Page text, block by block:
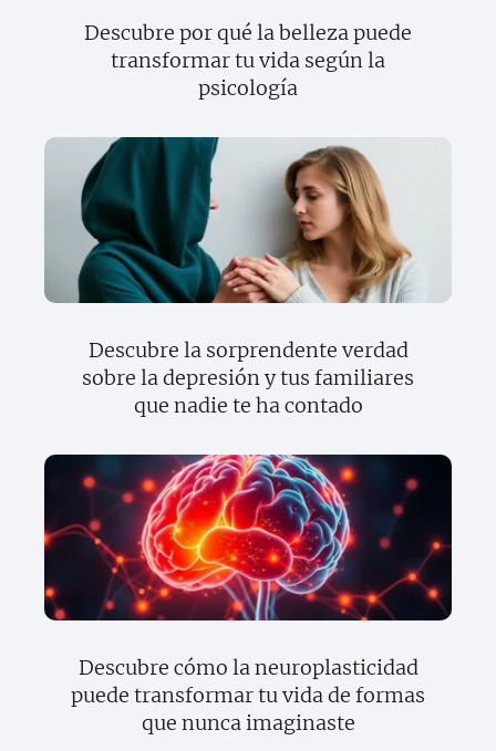
Descubre por qué la belleza puede
transformar tu vida según la
psicología
Descubre la sorprendente verdad
sobre la depresión y tus familiares
que nadie te ha contado
Descubre cómo la neuroplasticidad
puede transformar tu vida de formas
que nunca imaginaste